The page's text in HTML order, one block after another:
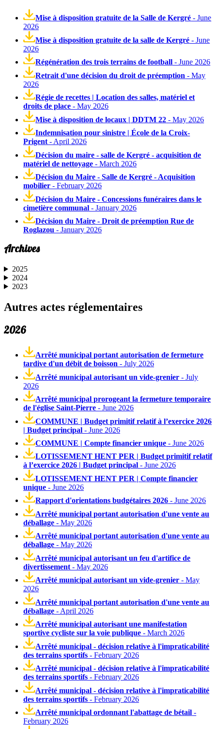
Mise à disposition gratuite de la Salle de Kergré - June
2026
Mise à disposition gratuite de la salle de Kergré - June
2026
Régénération des trois terrains de football - June 2026
Retrait d'une décision du droit de préemption - May
2026
Régie de recettes | Location des salles, matériel et
droits de place - May 2026
Mise à disposition de locaux | DDTM 22 - May 2026
Indemnisation pour sinistre | École de la Croix-
Prigent - April 2026
Décision du maire - salle de Kergré - acquisition de
matériel de nettoyage - March 2026
Décision du Maire - Salle de Kergré - Acquisition
mobilier - February 2026
Décision du Maire - Concessions funéraires dans le
cimetière communal - January 2026
Décision du Maire - Droit de préemption Rue de
Roglazou - January 2026
Archives
2025
2024
2023
Autres actes réglementaires
2026
Arrêté municipal portant autorisation de fermeture
tardive d'un débit de boisson - July 2026
Arrêté municipal autorisant un vide-grenier - July
2026
Arrêté municipal prorogeant la fermeture temporaire
de l'église Saint-Pierre - June 2026
COMMUNE | Budget primitif relatif à l’exercice 2026
| Budget principal - June 2026
COMMUNE | Compte financier unique - June 2026
LOTISSEMENT HENT PER | Budget primitif relatif
à l’exercice 2026 | Budget principal - June 2026
LOTISSEMENT HENT PER | Compte financier
unique - June 2026
Rapport d'orientations budgétaires 2026 - June 2026
Arrêté municipal portant autorisation d'une vente au
déballage - May 2026
Arrêté municipal portant autorisation d'une vente au
déballage - May 2026
Arrêté municipal autorisant un feu d'artifice de
divertissement - May 2026
Arrêté municipal autorisant un vide-grenier - May
2026
Arrêté municipal portant autorisation d'une vente au
déballage - April 2026
Arrêté municipal autorisant une manifestation
sportive cycliste sur la voie publique - March 2026
Arrêté municipal - décision relative à l'impraticabilité
des terrains sportifs - February 2026
Arrêté municipal - décision relative à l'impraticabilité
des terrains sportifs - February 2026
Arrêté municipal - décision relative à l'impraticabilité
des terrains sportifs - February 2026
Arrêté municipal ordonnant l'abattage de bétail -
February 2026